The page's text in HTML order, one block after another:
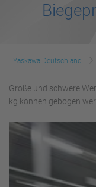
Yaskawa Deutschland
Große und schwere
kg können gebogen